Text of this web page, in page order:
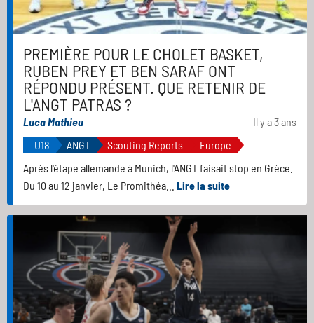
PREMIÈRE POUR LE CHOLET BASKET,
RUBEN PREY ET BEN SARAF ONT
RÉPONDU PRÉSENT. QUE RETENIR DE
L'ANGT PATRAS ?
Luca Mathieu
Il y a 3 ans
U18
ANGT Scouting Reports
Europe
Après l'étape allemande à Munich, l'ANGT faisait stop en Grèce.
Du 10 au 12 janvier, Le Promithéa... Lire la suite